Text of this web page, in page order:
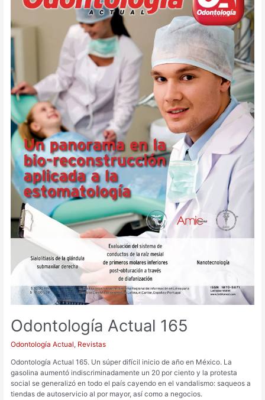
Odontología Actual 165
Odontología Actual, Revistas
Odontología Actual 165. Un súper difícil inicio de año en México. La
gasolina aumentó indiscriminadamente un 20 por ciento y la protesta
social se generalizó en todo el país cayendo en el vandalismo: saqueos a
tiendas de autoservicio al por mayor, así como a negocios.